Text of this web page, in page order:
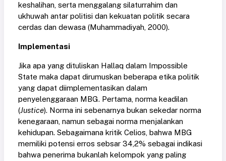
keshalihan, serta menggalang silaturrahim dan
ukhuwah antar politisi dan kekuatan politik secara
cerdas dan dewasa (Muhammadiyah, 2000).
Implementasi
Jika apa yang dituliskan Hallaq dalam Impossible
State maka dapat dirumuskan beberapa etika politik
yang dapat diimplementasikan dalam
penyelenggaraan MBG. Pertama, norma keadilan
(Justice). Norma ini sebenarnya bukan sekedar norma
kenegaraan, namun sebagai norma menjalankan
kehidupan. Sebagaimana kritik Celios, bahwa MBG
memiliki potensi erros sebsar 34,2% sebagai indikasi
bahwa penerima bukanlah kelompok yang paling